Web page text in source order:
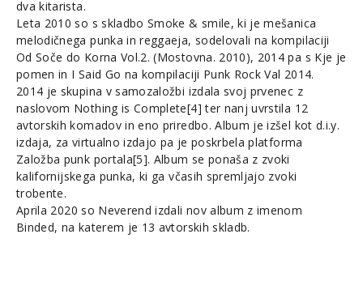
dva kitarista.
Leta 2010 so s skladbo Smoke & smile, ki je mešanica
melodičnega punka in reggaeja, sodelovali na kompilaciji
Od Soče do Korna Vol.2. (Mostovna. 2010), 2014 pa s Kje je
pomen in I Said Go na kompilaciji Punk Rock Val 2014.
2014 je skupina v samozaložbi izdala svoj prvenec z
naslovom Nothing is Complete[4] ter nanj uvrstila 12
avtorskih komadov in eno priredbo. Album je izšel kot d.i.y.
izdaja, za virtualno izdajo pa je poskrbela platforma
Založba punk portala[5]. Album se ponaša z zvoki
kalifornijskega punka, ki ga včasih spremljajo zvoki
trobente.
Aprila 2020 so Neverend izdali nov album z imenom
Binded, na katerem je 13 avtorskih skladb.